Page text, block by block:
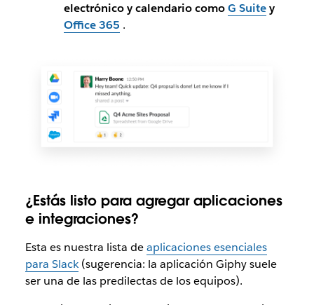
electrónico y calendariocomoG Suitey
Office 365 .
¿Estás listo para agregar aplicaciones
e integraciones?
Esta es nuestra lista deaplicaciones esenciales
para Slack(sugerencia: la aplicación Giphy suele
ser una de las predilectas de los equipos).